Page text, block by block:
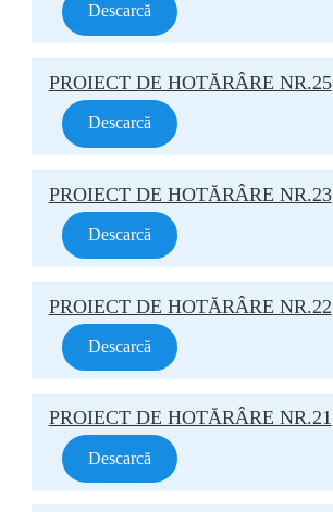
Descarcă
PROIECT DE HOTĂRÂRE NR.25
Descarcă
PROIECT DE HOTĂRÂRE NR.23
Descarcă
PROIECT DE HOTĂRÂRE NR.22
Descarcă
PROIECT DE HOTĂRÂRE NR.21
Descarcă